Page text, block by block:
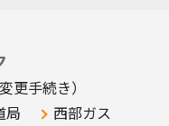
更手続き）
局
西部ガス